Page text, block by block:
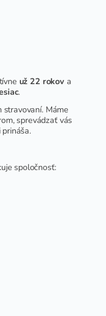
už 22 rokova
.
stravovaní. Máme
sprevádzať vás
spoločnosť: